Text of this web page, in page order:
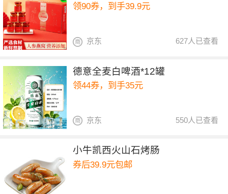
领90券，到手39.9元
627人已查看
京东
德意全麦白啤酒*12罐
领44券，到手35元
550人已查看
京东
小牛凯西火山石烤肠
券后39.9元包邮